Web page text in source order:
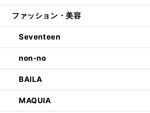
ファッション・美容
Seventeen
non-no
BAILA
MAQUIA